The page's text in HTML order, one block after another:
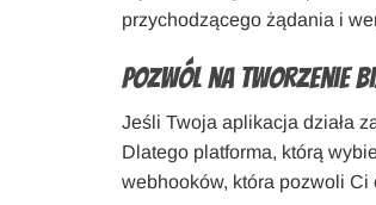
przychodzącego żądania i
Pozwól na tworzenie
Jeśli Twoja aplikacja działa
Dlatego platforma, którą
webhooków, która pozwoli Ci